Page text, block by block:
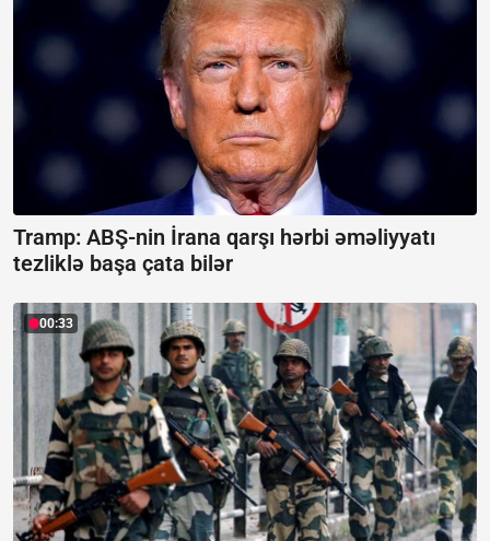
Tramp: ABŞ-nin İrana qarşı hərbi əməliyyatı
tezliklə başa çata bilər
00:33